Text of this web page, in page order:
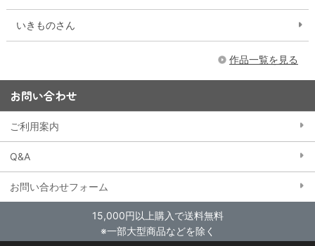
いきものさん
作品一覧を見る
お問い合わせ
ご利用案内
Q&A
お問い合わせフォーム
15,000円以上購入で送料無料
※一部大型商品などを除く